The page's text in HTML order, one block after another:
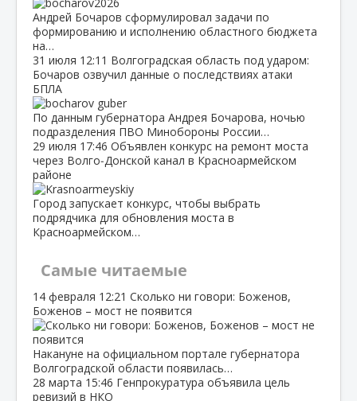
Андрей Бочаров сформулировал задачи по
формированию и исполнению областного бюджета
на…
31 июля 12:11 Волгоградская область под ударом:
Бочаров озвучил данные о последствиях атаки
БПЛА
По данным губернатора Андрея Бочарова, ночью
подразделения ПВО Минобороны России…
29 июля 17:46 Объявлен конкурс на ремонт моста
через Волго‑Донской канал в Красноармейском
районе
Город запускает конкурс, чтобы выбрать
подрядчика для обновления моста в
Красноармейском…
Самые читаемые
14 февраля 12:21 Сколько ни говори: Боженов,
Боженов – мост не появится
Накануне на официальном портале губернатора
Волгоградской области появилась…
28 марта 15:46 Генпрокуратура объявила цель
ревизий в НКО